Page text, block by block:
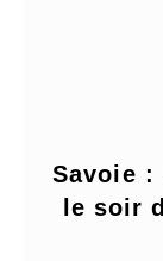
Savoie :
le soir